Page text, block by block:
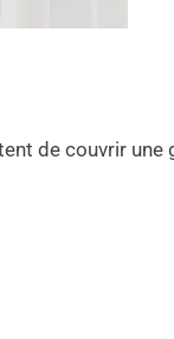
de couvrir une